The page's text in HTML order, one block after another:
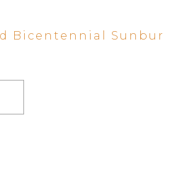
Bicentennial Sunbur